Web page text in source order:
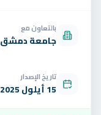
بالتعاون مع
جامعة دمشق
تاريخ الإصدار
15 أيلول 2025